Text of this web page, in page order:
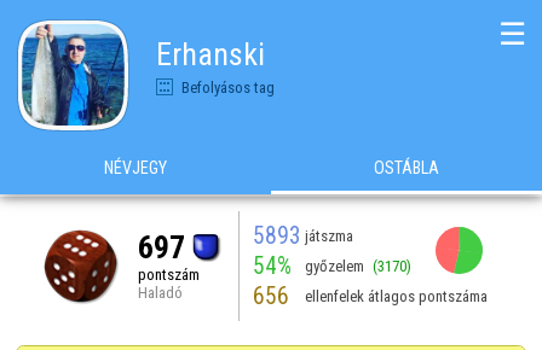
Erhanski
Befolyásos tag
☰
NÉVJEGY OSTÁBLA
697
pontszám
Haladó
5893 játszma
54% győzelem (3170)
656 ellenfelek átlagos pontszáma